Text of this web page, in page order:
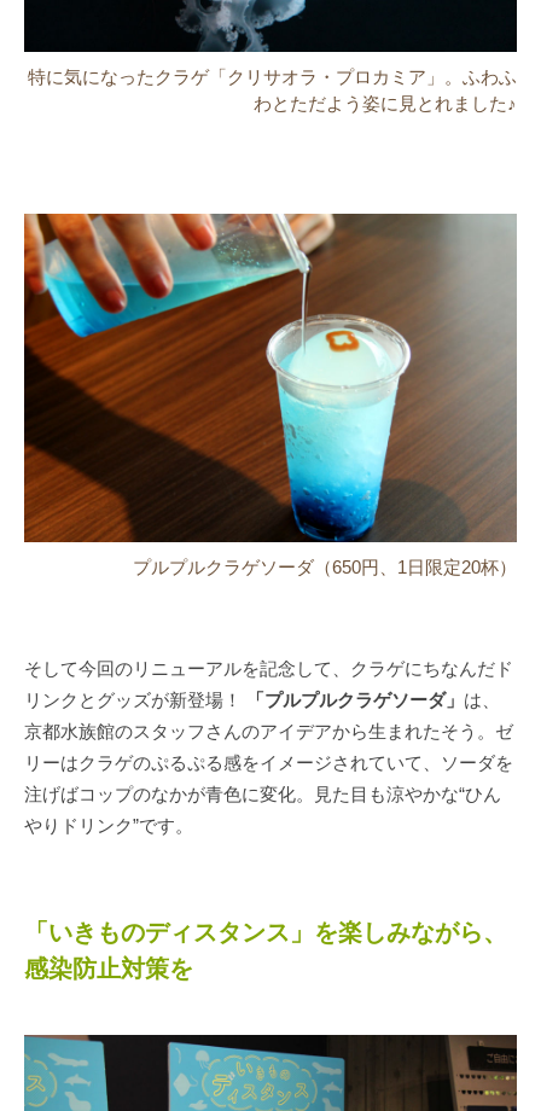
特に気になったクラゲ「クリサオラ・プロカミア」。ふわふ
わとただよう姿に見とれました♪
プルプルクラゲソーダ（650円、1日限定20杯）
そして今回のリニューアルを記念して、クラゲにちなんだド
リンクとグッズが新登場！
「プルプルクラゲソーダ」 は、
京都水族館のスタッフさんのアイデアから生まれたそう。ゼ
リーはクラゲのぷるぷる感をイメージされていて、ソーダを
注げばコップのなかが青色に変化。見た目も涼やかな“ひん
やりドリンク”です。
「いきものディスタンス」を楽しみながら、
感染防止対策を